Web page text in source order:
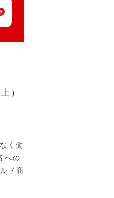
）
く働
への
ド商